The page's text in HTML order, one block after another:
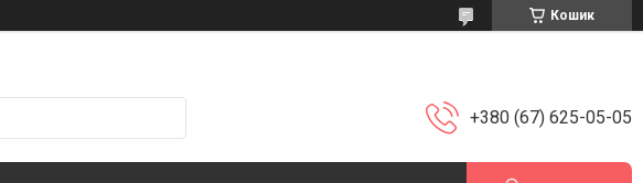
Кошик
+380 (67) 625-05-05